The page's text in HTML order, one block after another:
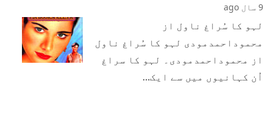
9 سال ago
لہو کا سُراغ ناول از
محموداحمدمودی لہو کا سُراغ ناول
از محموداحمدمودی۔ لہو کا سراغ
اُن کہانیوں میں سے ایک…